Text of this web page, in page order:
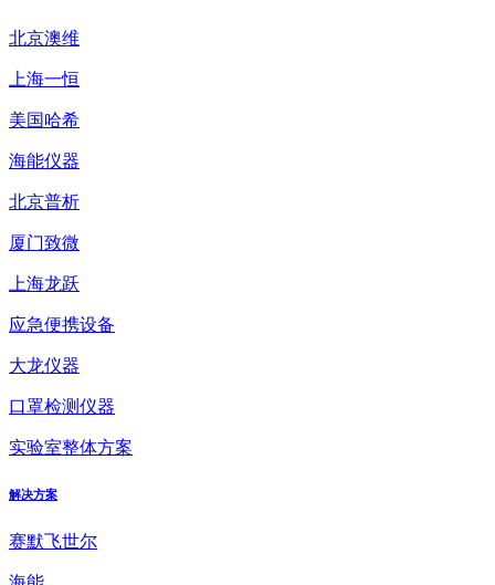
北京澳维
上海一恒
美国哈希
海能仪器
北京普析
厦门致微
上海龙跃
应急便携设备
大龙仪器
口罩检测仪器
实验室整体方案
解决方案
赛默飞世尔